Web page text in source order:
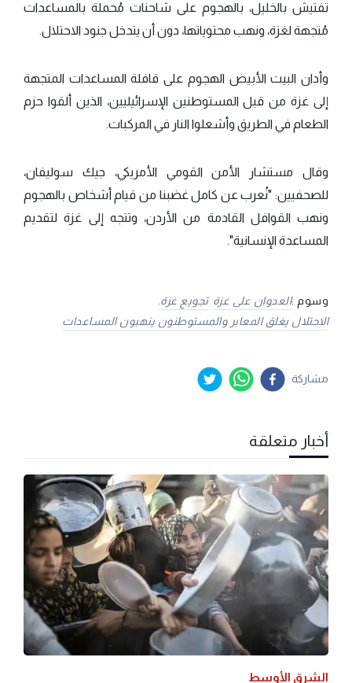
تفتيش بالخليل، بالهجوم على شاحنات مُحملة بالمساعدات
مُتجهة لغزة، ونهب محتوياتها، دون أن يتدخل جنود الاحتلال.
وأدان البيت الأبيض الهجوم على قافلة المساعدات المتجهة
إلى غزة من قبل المستوطنين الإسرائيليين، الذين ألقوا حزم
الطعام في الطريق وأشعلوا النار في المركبات.
وقال مستشار الأمن القومي الأمريكي، جيك سوليفان،
للصحفيين: "نُعرب عن كامل غضبنا من قيام أشخاص بالهجوم
ونهب القوافل القادمة من الأردن، وتتجه إلى غزة لتقديم
المساعدة الإنسانية".
وسوم :العدوان على غزة تجويع غزة.
الاحتلال يغلق المعابر والمستوطنون ينهبون المساعدات
مشاركة
أخبار متعلقة
الشرق الأوسط